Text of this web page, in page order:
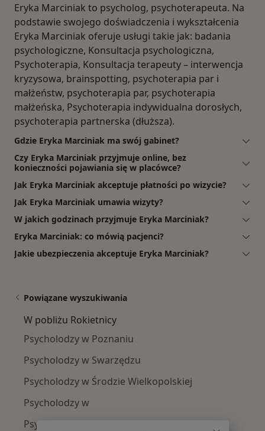
Eryka Marciniak to psycholog, psychoterapeuta. Na
podstawie swojego doświadczenia i wykształcenia
Eryka Marciniak oferuje usługi takie jak: badania
psychologiczne, Konsultacja psychologiczna,
Psychoterapia, Konsultacja terapeuty – interwencja
kryzysowa, brainspotting, psychoterapia par i
małżeństw, psychoterapia par, psychoterapia
małżeńska, Psychoterapia indywidualna dorosłych,
psychoterapia partnerska (dłuższa).
Gdzie Eryka Marciniak ma swój gabinet?
Czy Eryka Marciniak przyjmuje online, bez
konieczności pojawiania się w placówce?
Jak Eryka Marciniak akceptuje płatności po wizycie?
Jak Eryka Marciniak umawia wizyty?
W jakich godzinach przyjmuje Eryka Marciniak?
Eryka Marciniak: co mówią pacjenci?
Jakie ubezpieczenia akceptuje Eryka Marciniak?
Powiązane wyszukiwania
W pobliżu Rokietnicy
Psycholodzy w Poznaniu
Psycholodzy w Swarzędzu
Psycholodzy w Środzie Wielkopolskiej
Psycholodzy w
Psycholodzy w Szamotułach